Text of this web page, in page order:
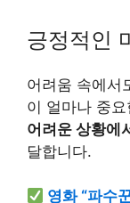
긍정적인
어려움 속에서
이 얼마나 중
어려운 상황에
달합니다.
영화 “파수